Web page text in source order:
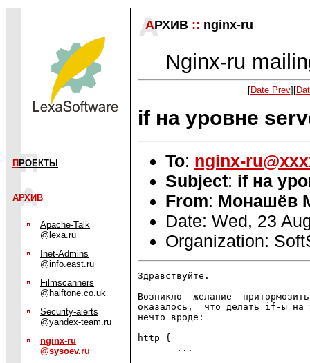
П РОЕКТЫ
АРХИВ
Apache-Talk
@lexa.ru
Inet-Admins
@info.east.ru
Filmscanners
@halftone.co.uk
Security-alerts
@yandex-team.ru
nginx-ru
@sysoev.ru
АРХИВ :: nginx-ru
Nginx-ru
[Date Prev][
if на уровне
To: nginx-
Subject: if на
From: Монашёв
Date: Wed, 23
Organization:
Здравствуйте.
Возникло  желание
оказалось,  что делать if-ы на
нечто вроде:
http {
       ...